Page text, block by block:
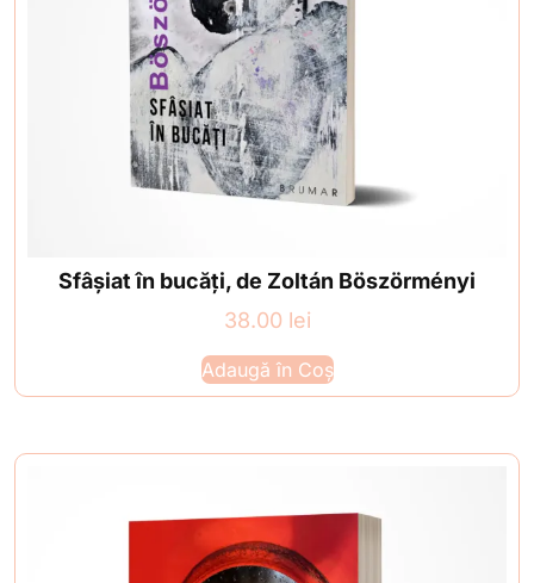
Sfâșiat în bucăți, de Zoltán Böszörményi
38.00 lei
Adaugă în Coș